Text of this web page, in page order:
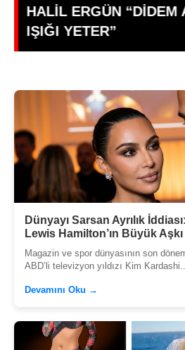
Yitirdi: 35 Yaşındaki
Haber
Dünyayı Sarsan Ayrılık
Lewis Hamilton’ın Büyük
Magazin ve spor dünyasının son
ABD’li televizyon yıldızı Kim
Devamını Oku →